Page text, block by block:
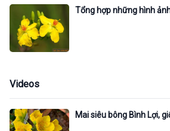
Tổng hợp những hình
Videos
Mai siêu bông Bình Lợi,